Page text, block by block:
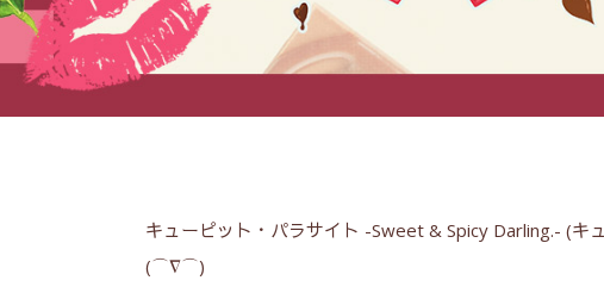
キューピット・パラサイト -Sweet & Spicy Darling.- (キ
(⌒∇⌒)